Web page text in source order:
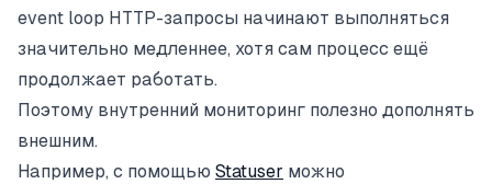
event loop HTTP-запросы начинают выполняться
значительно медленнее, хотя сам процесс ещё
продолжает работать.
Поэтому внутренний мониторинг полезно дополнять
внешним.
Например, с помощью Statuser можно